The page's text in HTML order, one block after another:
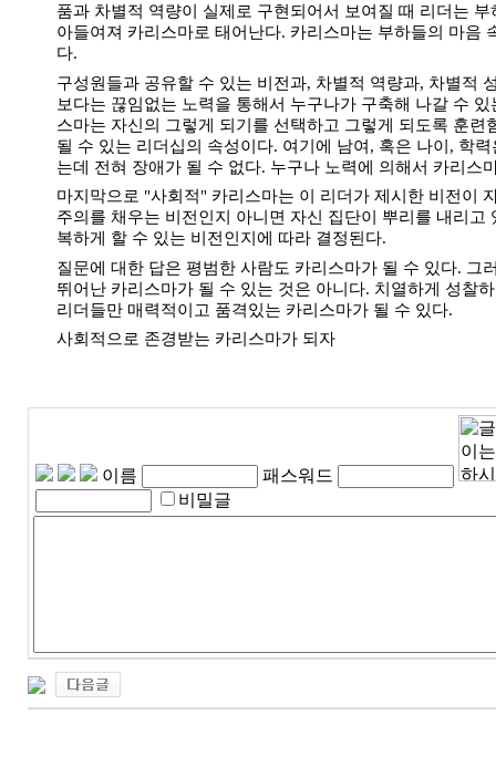
품과 차별적 역량이 실제로 구현되어서 보여질 때 리더는
아들여져 카리스마로 태어난다. 카리스마는 부하들의 마음
다.
구성원들과 공유할 수 있는 비전과, 차별적 역량과, 차별적
보다는 끊임없는 노력을 통해서 누구나가 구축해 나갈 수
스마는 자신의 그렇게 되기를 선택하고 그렇게 되도록 훈련
될 수 있는 리더십의 속성이다. 여기에 남여, 혹은 나이, 학
는데 전혀 장애가 될 수 없다. 누구나 노력에 의해서 카리스
마지막으로 "사회적" 카리스마는 이 리더가 제시한 비전이
주의를 채우는 비전인지 아니면 자신 집단이 뿌리를 내리고
복하게 할 수 있는 비전인지에 따라 결정된다.
질문에 대한 답은 평범한 사람도 카리스마가 될 수 있다. 그
뛰어난 카리스마가 될 수 있는 것은 아니다. 치열하게 성찰
리더들만 매력적이고 품격있는 카리스마가 될 수 있다.
사회적으로 존경받는 카리스마가 되자
이름
패스워드
비밀글